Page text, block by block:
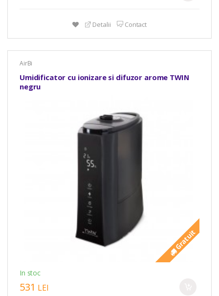
Detalii Contact
AirBi
Umidificator cu ionizare si difuzor arome TWIN
negru
Gratuit
In stoc
531 LEI